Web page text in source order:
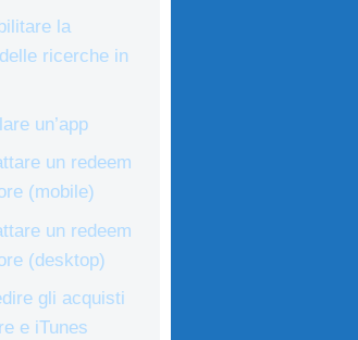
la
ricerche in
un’app
un redeem
(mobile)
un redeem
(desktop)
gli acquisti
e iTunes